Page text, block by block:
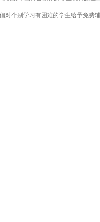
对个别学习有困难的学生给予免费